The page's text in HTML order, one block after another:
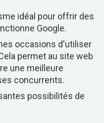
idéal pour offrir des
Google.
occasions d'utiliser
permet au site web
une meilleure
concurrents.
possibilités de